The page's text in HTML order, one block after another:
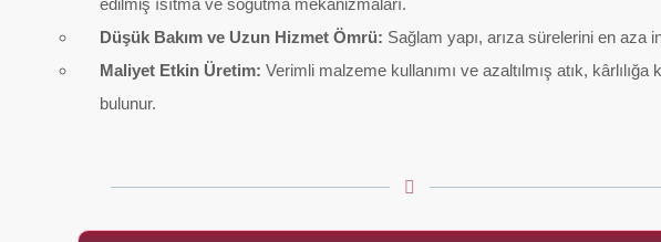
edilmiş ısıtma ve soğutma mekanizmaları.
Düşük Bakım ve Uzun Hizmet Ömrü: Sağlam yapı, arıza sürelerini en aza
Maliyet Etkin Üretim: Verimli malzeme kullanımı ve azaltılmış atık, kârlılığa
bulunur.